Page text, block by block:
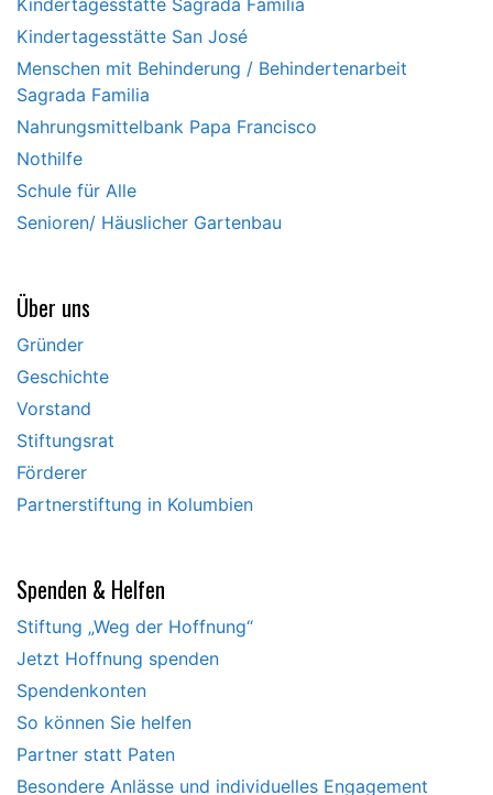
Kindertagesstätte Sagrada Familia
Kindertagesstätte San José
Menschen mit Behinderung / Behindertenarbeit
Sagrada Familia
Nahrungsmittelbank Papa Francisco
Nothilfe
Schule für Alle
Senioren/ Häuslicher Gartenbau
Über uns
Gründer
Geschichte
Vorstand
Stiftungsrat
Förderer
Partnerstiftung in Kolumbien
Spenden & Helfen
Stiftung „Weg der Hoffnung“
Jetzt Hoffnung spenden
Spendenkonten
So können Sie helfen
Partner statt Paten
Besondere Anlässe und individuelles Engagement